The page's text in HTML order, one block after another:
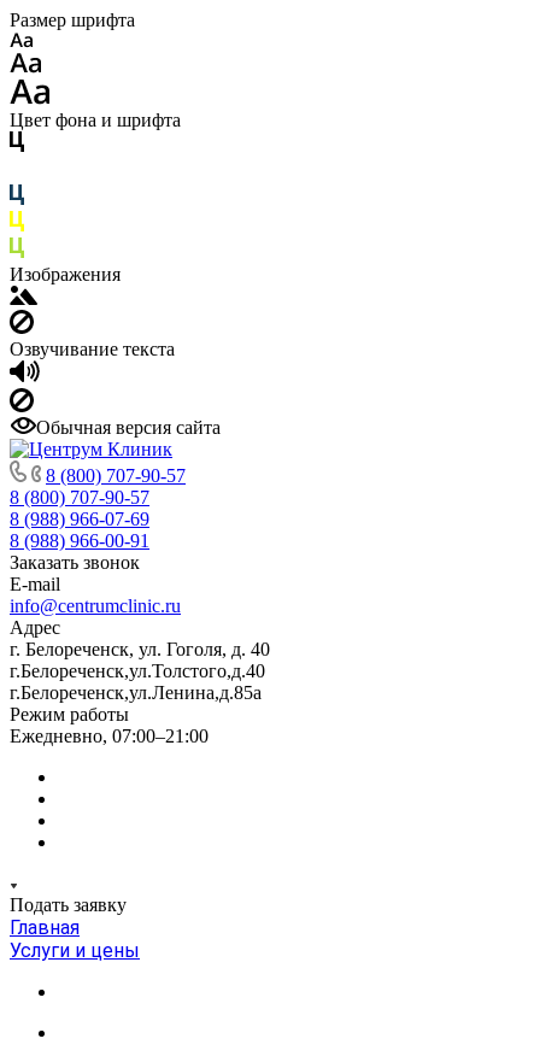
Размер шрифта
Цвет фона и шрифта
Изображения
Озвучивание текста
Обычная версия сайта
8 (800) 707-90-57
8 (800) 707-90-57
8 (988) 966-07-69
8 (988) 966-00-91
Заказать звонок
E-mail
info@centrumclinic.ru
Адрес
г. Белореченск, ул. Гоголя, д. 40
г.Белореченск,ул.Толстого,д.40
г.Белореченск,ул.Ленина,д.85а
Режим работы
Ежедневно, 07:00–21:00
Подать заявку
Главная
Услуги и цены